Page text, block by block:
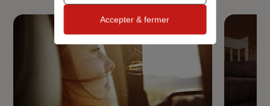
Accepter & fermer